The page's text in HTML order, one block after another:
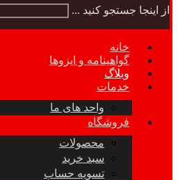
از اینجا جستجو کنید ...
خانه
گواهینامه و ایزوها
وبلاگ
خدمات
واحد های ما
فروشگاه
محصولات
سبد خرید
تسویه حساب